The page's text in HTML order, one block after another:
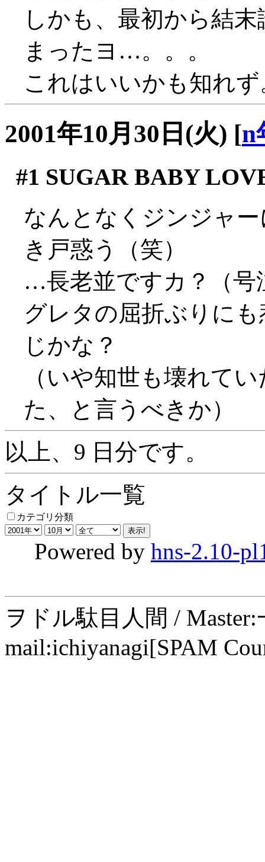
しかも、最初から結
まったヨ…。。。
これはいいかも知れ
2001年10月30日(火) [n
#1 SUGAR BABY
なんとなくジンジャ
き戸惑う（笑）
…長老並ですカ？（号
グレタの屈折ぶりに
じかな？
（いや知世も壊れて
た、と言うべきか）
以上、9 日分です。
タイトル一覧
カテゴリ分類
Powered by hns-2.10-
ヲドル駄目人間 /
mail:ichiyanagi[SPAM